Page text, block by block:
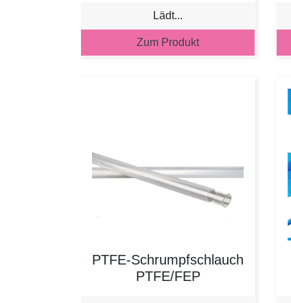
Lädt...
Zum Produkt
PTFE-Schrumpfschlauch
PTFE/FEP